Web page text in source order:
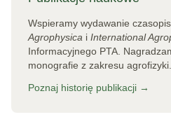
Wspieramy wydawanie
Agrophysica i International
Informacyjnego PTA.
monografie z zakresu agrofizyki.
Poznaj historię publikacji →